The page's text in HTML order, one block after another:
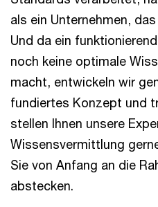
als ein Unternehmen,
Und da ein
noch keine optimale
macht, entwickeln wir
fundiertes Konzept und
stellen Ihnen unsere
Wissensvermittlung
Sie von Anfang an die
abstecken.